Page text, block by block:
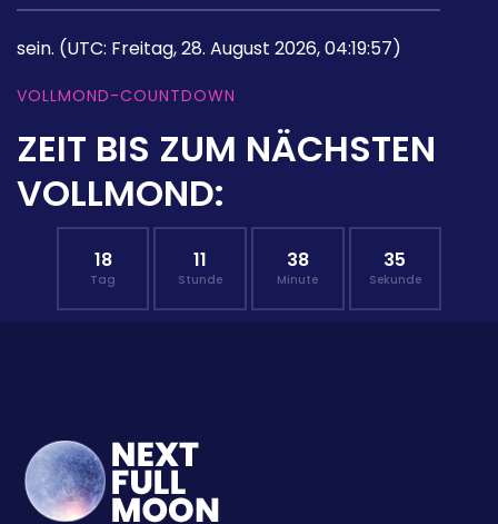
sein. (UTC: Freitag, 28. August 2026, 04:19:57)
VOLLMOND-COUNTDOWN
ZEIT BIS ZUM NÄCHSTEN
VOLLMOND:
18
Tag
11
Stunde
38
Minute
34
Sekunde